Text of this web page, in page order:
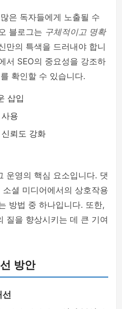
은 독자들에게 노출될 수
블로그는 구체적이고 명확
만의 특색을 드러내야 합니
서 SEO의 중요성을 강조하
확인할 수 있습니다.
삽입
용
뢰도 강화
운영의 핵심 요소입니다. 댓
셜 미디어에서의 상호작용
방법 중 하나입니다. 또한,
질을 향상시키는 데 큰 기여
방안